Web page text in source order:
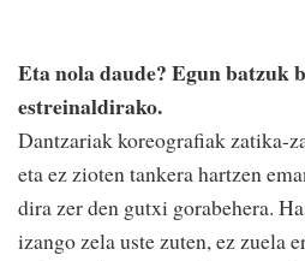
Eta nola daude? Egun batzuk
estreinaldirako.
Dantzariak koreografiak zatika-
eta ez zioten tankera hartzen
dira zer den gutxi gorabehera.
izango zela uste zuten, ez zuela